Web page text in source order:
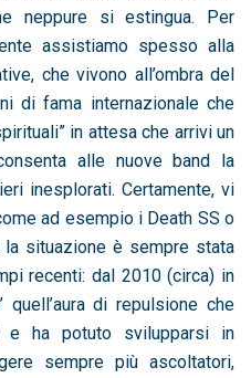
neppure si estingua. Per
assistiamo spesso alla
che vivono all’ombra del
di fama internazionale che
in attesa che arrivi un
alle nuove band la
inesplorati. Certamente, vi
ad esempio i Death SS o
la situazione è sempre stata
recenti: dal 2010 (circa) in
di repulsione che
e ha potuto svilupparsi in
sempre più ascoltatori,